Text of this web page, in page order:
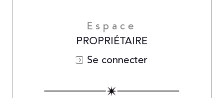
Espace
PROPRIÉTAIRE
Se connecter